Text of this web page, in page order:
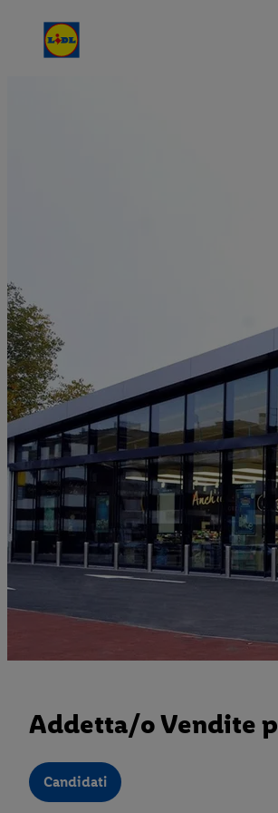
Addetta/o Vendite
Candidati